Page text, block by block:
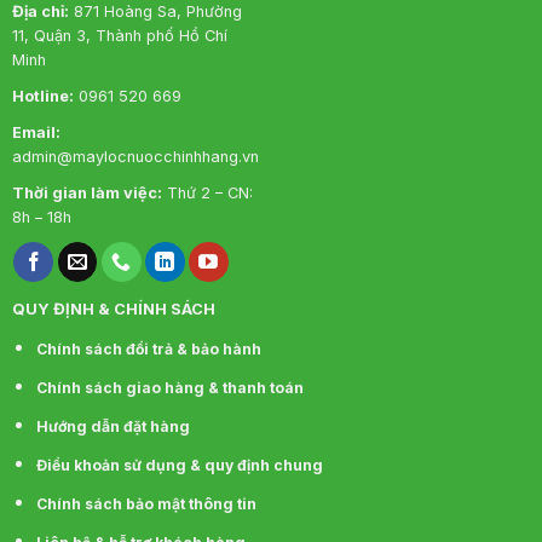
Địa chỉ: 871 Hoàng Sa, Phường
11, Quận 3, Thành phố Hồ Chí
Minh
Hotline: 0961 520 669
Email:
admin@maylocnuocchinhhang.vn
Thời gian làm việc: Thứ 2 – CN:
8h – 18h
QUY ĐỊNH & CHÍNH SÁCH
Chính sách đổi trả & bảo hành
Chính sách giao hàng & thanh toán
Hướng dẫn đặt hàng
Điều khoản sử dụng & quy định chung
Chính sách bảo mật thông tin